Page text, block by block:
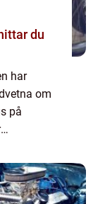
har
om
på
att ge